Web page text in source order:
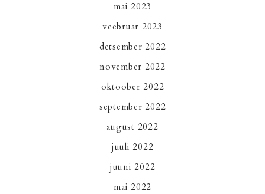
mai 2023
veebruar 2023
detsember 2022
november 2022
oktoober 2022
september 2022
august 2022
juuli 2022
juuni 2022
mai 2022